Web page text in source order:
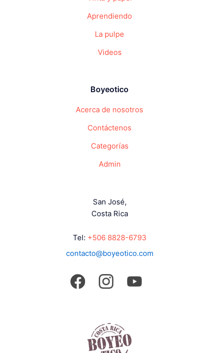
Aprendiendo
La pulpe
Videos
Boyeotico
Acerca de nosotros
Contáctenos
Categorías
Admin
San José,
Costa Rica
Tel: +506 8828-6793
contacto@boyeotico.com